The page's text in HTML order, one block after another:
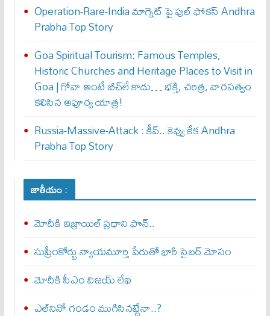
Operation-Rare-India మాగ్నెట్ పై ఫుల్ ఫోక‌స్ Andhra
Prabha Top Story
Goa Spiritual Tourism: Famous Temples,
Historic Churches and Heritage Places to Visit in
Goa | గోవా అంటే బీచ్‌లే కాదు… భక్తి, చరిత్ర, వారసత్వం
కలిసిన అపూర్వ యాత్ర!
Russia-Massive-Attack : కీవ్‌.. కెవ్వు కేక‌ Andhra
Prabha Top Story
జాతీయం :
మోదీకి ఇజ్రాయిల్ ప్ర‌ధాని ఫొన్..
సుప్రీంకోర్టు న్యాయమూర్తి పేరుతో భారీ సైబర్ మోసం
మోదీకి సీఎం విజయ్ లేఖ
ఎల్‌నినో గండం ముగిసినట్టేనా..?